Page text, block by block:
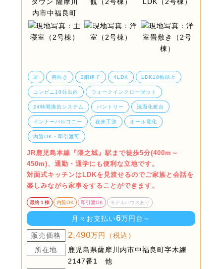
庭 南向き 2階建て 4LDK LDK18帖以上
コンビニ10分以内 ウォークインクローゼット
24時間換気システム パントリー 洗面化粧台
インナーバルコニー 在来工法 オール電化
内覧OK・即引渡可
JR鹿児島本線『隈之城』駅まで徒歩5分(400m～
450m)、通勤・通学にも便利な立地です。
対面式キッチンはLDKを見渡せるのでご家族と会話を
楽しみながら家事をすることができます。
最終１棟 内覧OK 即引渡OK モデルハウスあり
月々お支払い6万円台～
販売価格 2,490万円（税込）
所在地
鹿児島県薩摩川内市中福良町字木練
2147番1 他